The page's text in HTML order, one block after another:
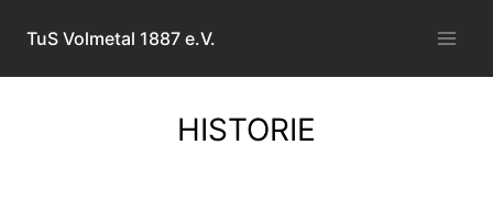
Inhalt
springen
TuS Volmetal 1887 e.V.
HISTORIE